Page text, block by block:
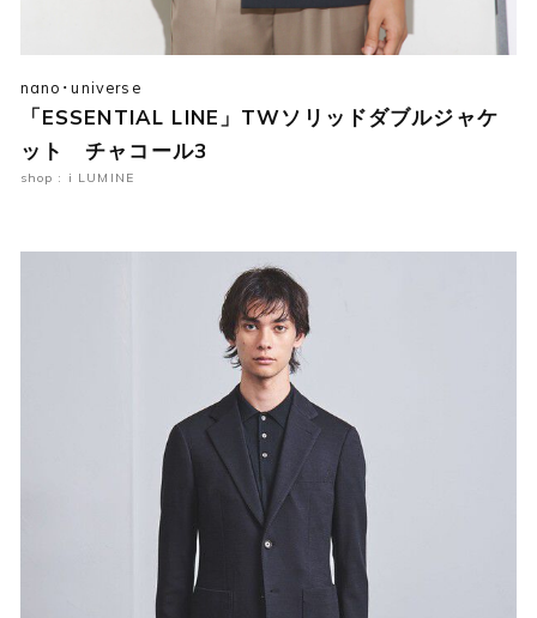
nano･universe
「ESSENTIAL LINE」TWソリッドダブルジャケ
ット チャコール3
shop : i LUMINE